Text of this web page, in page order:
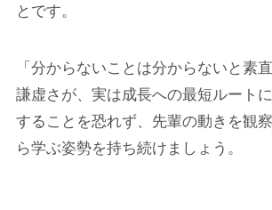
とです。
「分からないことは分からないと素
謙虚さが、実は成長への最短ルート
することを恐れず、先輩の動きを観
ら学ぶ姿勢を持ち続けましょう。